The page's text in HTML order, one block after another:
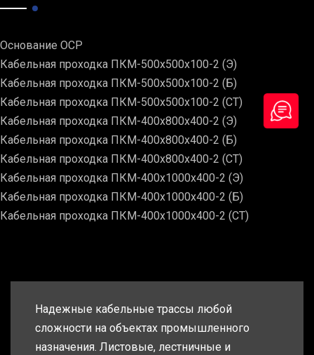
Основание ОСР
Кабельная проходка ПКМ-500х500х100-2 (Э)
Кабельная проходка ПКМ-500х500х100-2 (Б)
Кабельная проходка ПКМ-500х500х100-2 (СТ)
Кабельная проходка ПКМ-400х800х400-2 (Э)
Кабельная проходка ПКМ-400х800х400-2 (Б)
Кабельная проходка ПКМ-400х800х400-2 (СТ)
Кабельная проходка ПКМ-400х1000х400-2 (Э)
Кабельная проходка ПКМ-400х1000х400-2 (Б)
Кабельная проходка ПКМ-400х1000х400-2 (СТ)
Надежные кабельные трассы любой
сложности на объектах промышленного
назначения. Листовые, лестничные и